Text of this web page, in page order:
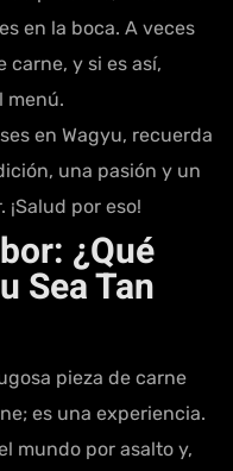
en la boca. A veces
carne, y si es así,
menú.
en Wagyu, recuerda
una pasión y un
por eso!
¿Qué
Sea Tan
pieza de carne
es una experiencia.
mundo por asalto y,